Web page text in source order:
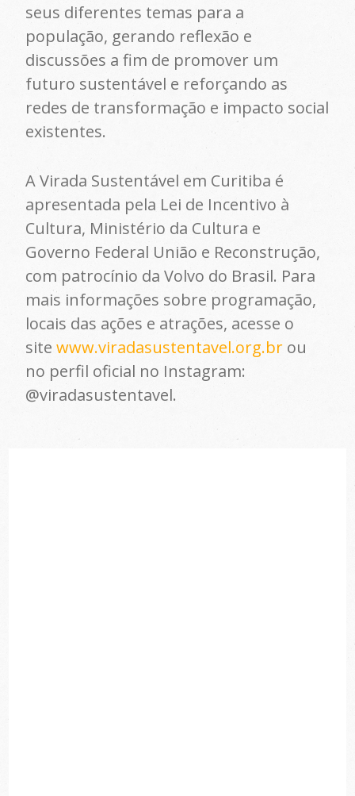
seus diferentes temas para a
população, gerando reflexão e
discussões a fim de promover um
futuro sustentável e reforçando as
redes de transformação e impacto social
existentes.
A Virada Sustentável em Curitiba é
apresentada pela Lei de Incentivo à
Cultura, Ministério da Cultura e
Governo Federal União e Reconstrução,
com patrocínio da Volvo do Brasil. Para
mais informações sobre programação,
locais das ações e atrações, acesse o
sitewww.viradasustentavel.org.br ou
no perfil oficial no Instagram:
@viradasustentavel.